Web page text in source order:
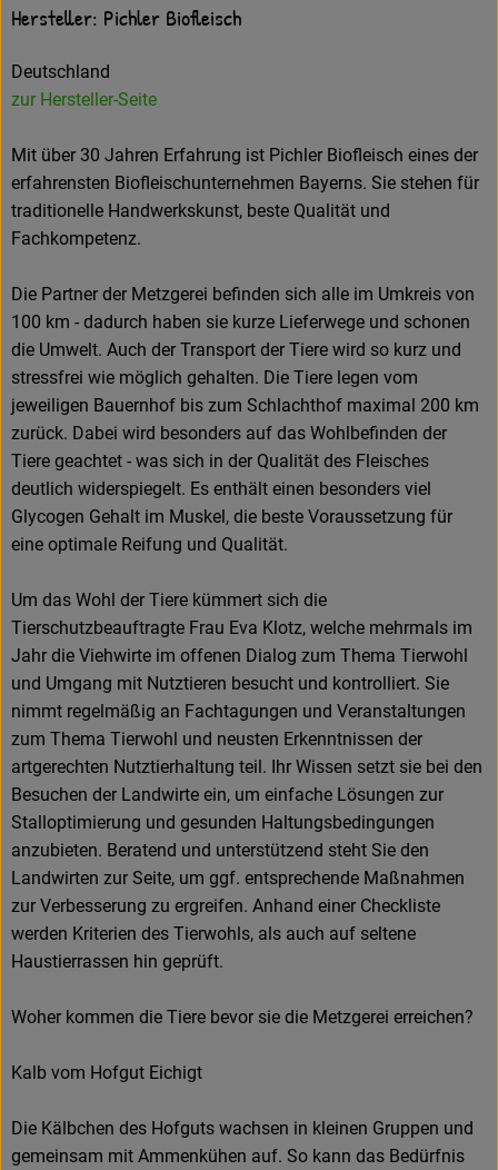
Hersteller: Pichler Biofleisch
Deutschland
zur Hersteller-Seite
Mit über 30 Jahren Erfahrung ist Pichler Biofleisch eines der
erfahrensten Biofleischunternehmen Bayerns. Sie stehen für
traditionelle Handwerkskunst, beste Qualität und
Fachkompetenz.
Die Partner der Metzgerei befinden sich alle im Umkreis von
100 km - dadurch haben sie kurze Lieferwege und schonen
die Umwelt. Auch der Transport der Tiere wird so kurz und
stressfrei wie möglich gehalten. Die Tiere legen vom
jeweiligen Bauernhof bis zum Schlachthof maximal 200 km
zurück. Dabei wird besonders auf das Wohlbefinden der
Tiere geachtet - was sich in der Qualität des Fleisches
deutlich widerspiegelt. Es enthält einen besonders viel
Glycogen Gehalt im Muskel, die beste Voraussetzung für
eine optimale Reifung und Qualität.
Um das Wohl der Tiere kümmert sich die
Tierschutzbeauftragte Frau Eva Klotz, welche mehrmals im
Jahr die Viehwirte im offenen Dialog zum Thema Tierwohl
und Umgang mit Nutztieren besucht und kontrolliert. Sie
nimmt regelmäßig an Fachtagungen und Veranstaltungen
zum Thema Tierwohl und neusten Erkenntnissen der
artgerechten Nutztierhaltung teil. Ihr Wissen setzt sie bei den
Besuchen der Landwirte ein, um einfache Lösungen zur
Stalloptimierung und gesunden Haltungsbedingungen
anzubieten. Beratend und unterstützend steht Sie den
Landwirten zur Seite, um ggf. entsprechende Maßnahmen
zur Verbesserung zu ergreifen. Anhand einer Checkliste
werden Kriterien des Tierwohls, als auch auf seltene
Haustierrassen hin geprüft.
Woher kommen die Tiere bevor sie die Metzgerei erreichen?
Kalb vom Hofgut Eichigt
Die Kälbchen des Hofguts wachsen in kleinen Gruppen und
gemeinsam mit Ammenkühen auf. So kann das Bedürfnis